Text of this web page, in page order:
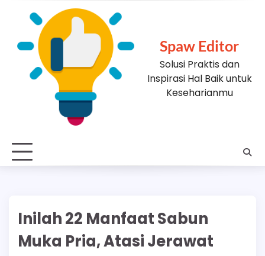
Spaw Editor
Solusi Praktis dan
Inspirasi Hal Baik untuk
Keseharianmu
Inilah 22 Manfaat Sabun
Muka Pria, Atasi Jerawat